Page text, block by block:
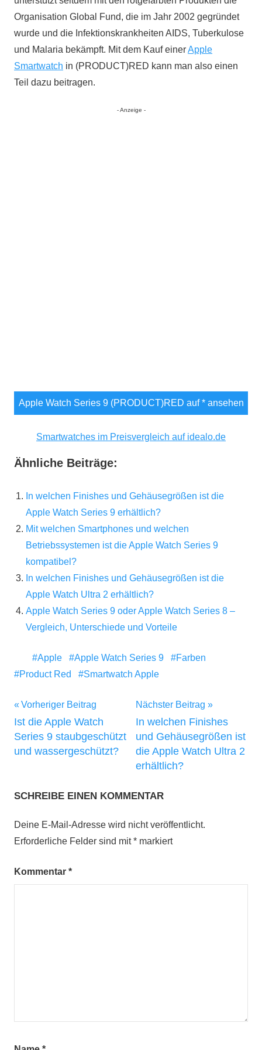
Organisation Global Fund, die im Jahr 2002 gegründet
wurde und die Infektionskrankheiten AIDS, Tuberkulose
und Malaria bekämpft. Mit dem Kauf einerApple
Smartwatch in (PRODUCT)RED kann man also einen
Teil dazu beitragen.
- Anzeige -
Apple Watch Series 9 (PRODUCT)RED auf* ansehen
Smartwatches im Preisvergleich auf idealo.de
Ähnliche Beiträge:
In welchen Finishes und Gehäusegrößen ist die
Apple Watch Series 9 erhältlich?
Mit welchen Smartphones und welchen
Betriebssystemen ist die Apple Watch Series 9
kompatibel?
In welchen Finishes und Gehäusegrößen ist die
Apple Watch Ultra 2 erhältlich?
Apple Watch Series 9 oder Apple Watch Series 8 –
Vergleich, Unterschiede und Vorteile
Apple Apple Watch Series 9
Farben
Product Red
Smartwatch Apple
Beitragsnavigation
Vorheriger Beitrag
Ist die Apple Watch
Series 9 staubgeschützt
und wassergeschützt?
Nächster Beitrag
In welchen Finishes
und Gehäusegrößen ist
die Apple Watch Ultra 2
erhältlich?
SCHREIBE EINEN KOMMENTAR
Deine E-Mail-Adresse wird nicht veröffentlicht.
Erforderliche Felder sind mit* markiert
Kommentar *